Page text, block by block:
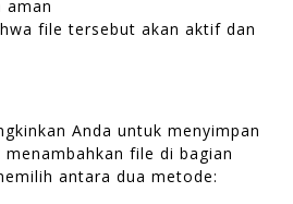
aman
file tersebut akan aktif dan
Anda untuk menyimpan
file di bagian
antara dua metode: